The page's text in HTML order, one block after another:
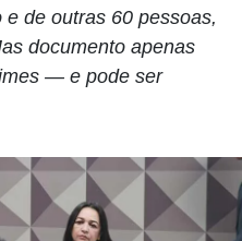
de outras 60 pessoas,
documento apenas
— e pode ser